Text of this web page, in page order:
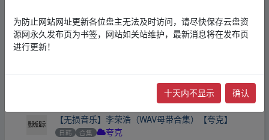
【无损音乐】佛曲古筝佛赞系列13CD【夸克】
夸克
合集 夸克
【无损音乐】李荣浩（WAV母带合集）【夸克】
日韩 合集 夸克
为防止网站网址更新各位盘主无法及时访问，请尽快保存云盘资
源网永久发布页为书签，网站如关站维护，最新消息将在发布页
进行更新！
十天内不显示 确认